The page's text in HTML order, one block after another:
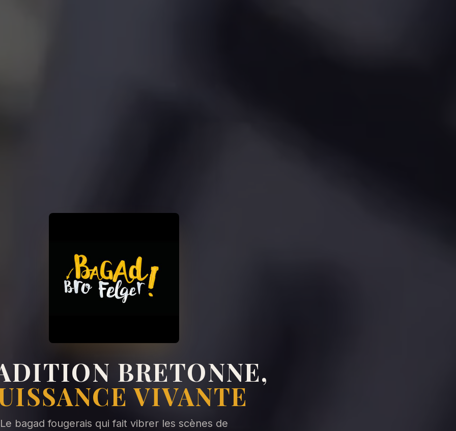
BRETONNE,
VIVANTE
Le bagad fougerais qui fait vibrer les scènes de